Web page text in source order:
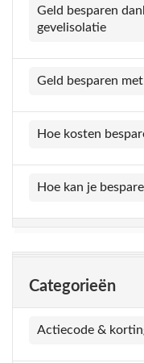
Geld besparen
gevelisolatie
Geld besparen
Hoe kosten
Hoe kan je
Categorieën
Actiecode &